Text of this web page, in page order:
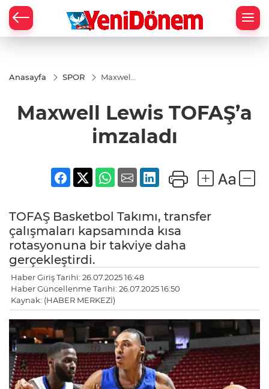
Anasayfa SPOR
Maxwell
imzaladı
Maxwell Lewis TOFAŞ’a
imzaladı
TOFAŞ Basketbol Takımı, transfer
çalışmaları kapsamında kısa
rotasyonuna bir takviye daha
gerçekleştirdi.
Haber Giriş Tarihi: 26.07.2025 16:48
Haber Güncellenme Tarihi: 26.07.2025 16:50
Kaynak: (HABER MERKEZİ)